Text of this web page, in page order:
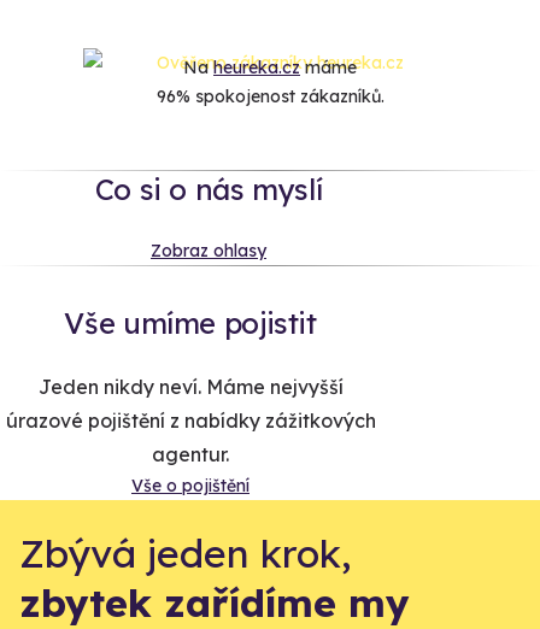
Naheureka.czmáme
96% spokojenost zákazníků.
Co si o nás myslí
Zobraz ohlasy
Vše umíme pojistit
Jeden nikdy neví. Máme nejvyšší
úrazové pojištění z nabídky zážitkových
agentur.
Vše o pojištění
Zbývá jeden krok,
zbytek zařídíme my